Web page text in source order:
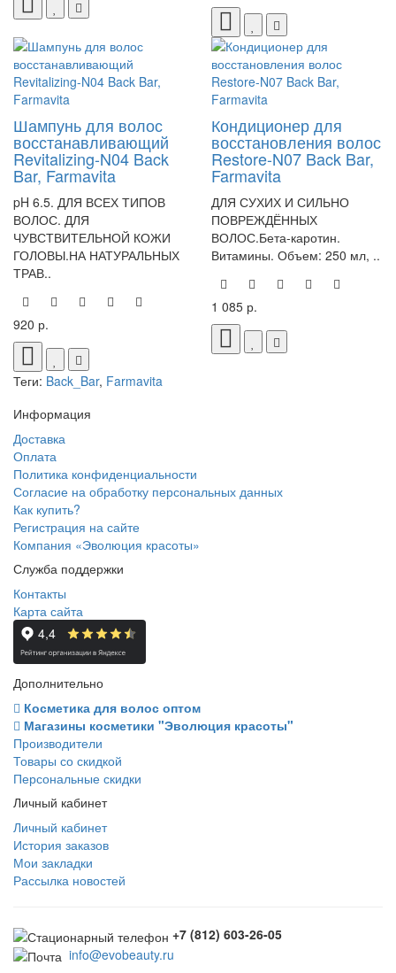
Шампунь для волос
восстанавливающий
Revitalizing-N04 Back
Bar, Farmavita
pH 6.5. ДЛЯ ВСЕХ ТИПОВ
ВОЛОС. ДЛЯ
ЧУВСТВИТЕЛЬНОЙ КОЖИ
ГОЛОВЫ.НА НАТУРАЛЬНЫХ
ТРАВ..
920 р.
Кондиционер для
восстановления волос
Restore-N07 Back Bar,
Farmavita
ДЛЯ СУХИХ И СИЛЬНО
ПОВРЕЖДЁННЫХ
ВОЛОС.Бета-каротин.
Витамины. Объем: 250 мл, ..
1 085 р.
Теги: Back_Bar, Farmavita
Информация
Доставка
Оплата
Политика конфиденциальности
Согласие на обработку персональных данных
Как купить?
Регистрация на сайте
Компания «Эволюция красоты»
Служба поддержки
Контакты
Карта сайта
Дополнительно
Косметика для волос оптом
Магазины косметики "Эволюция красоты"
Производители
Товары со скидкой
Персональные скидки
Личный кабинет
Личный кабинет
История заказов
Мои закладки
Рассылка новостей
+7 (812) 603-26-05
info@evobeauty.ru